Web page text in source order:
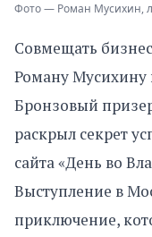
Фото — Роман Мусихин,
Совмещать
Роману Мусихину
Бронзовый
раскрыл секрет
сайта «День во
Выступление в
приключение,